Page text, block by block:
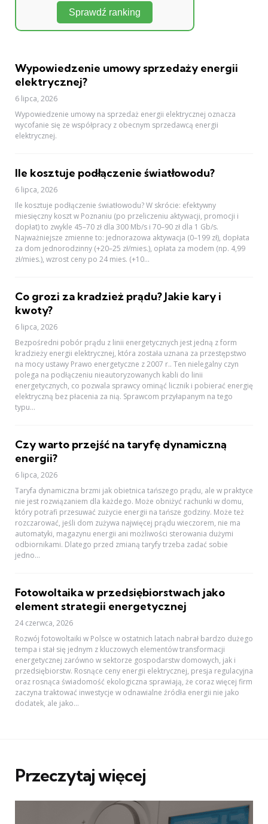
Sprawdź ranking
Wypowiedzenie umowy sprzedaży energii
elektrycznej?
6 lipca, 2026
Wypowiedzenie umowy na sprzedaż energii elektrycznej oznacza
wycofanie się ze współpracy z obecnym sprzedawcą energii
elektrycznej.
Ile kosztuje podłączenie światłowodu?
6 lipca, 2026
Ile kosztuje podłączenie światłowodu? W skrócie: efektywny
miesięczny koszt w Poznaniu (po przeliczeniu aktywacji, promocji i
dopłat) to zwykle 45–70 zł dla 300 Mb/s i 70–90 zł dla 1 Gb/s.
Najważniejsze zmienne to: jednorazowa aktywacja (0–199 zł), dopłata
za dom jednorodzinny (+20–25 zł/mies.), opłata za modem (np. 4,99
zł/mies.), wzrost ceny po 24 mies. (+10...
Co grozi za kradzież prądu? Jakie kary i
kwoty?
6 lipca, 2026
Bezpośredni pobór prądu z linii energetycznych jest jedną z form
kradzieży energii elektrycznej, która została uznana za przestępstwo
na mocy ustawy Prawo energetyczne z 2007 r.. Ten nielegalny czyn
polega na podłączeniu nieautoryzowanych kabli do linii
energetycznych, co pozwala sprawcy ominąć licznik i pobierać energię
elektryczną bez płacenia za nią. Sprawcom przyłapanym na tego
typu...
Czy warto przejść na taryfę dynamiczną
energii?
6 lipca, 2026
Taryfa dynamiczna brzmi jak obietnica tańszego prądu, ale w praktyce
nie jest rozwiązaniem dla każdego. Może obniżyć rachunki w domu,
który potrafi przesuwać zużycie energii na tańsze godziny. Może też
rozczarować, jeśli dom zużywa najwięcej prądu wieczorem, nie ma
automatyki, magazynu energii ani możliwości sterowania dużymi
odbiornikami. Dlatego przed zmianą taryfy trzeba zadać sobie
jedno...
Fotowoltaika w przedsiębiorstwach jako
element strategii energetycznej
24 czerwca, 2026
Rozwój fotowoltaiki w Polsce w ostatnich latach nabrał bardzo dużego
tempa i stał się jednym z kluczowych elementów transformacji
energetycznej zarówno w sektorze gospodarstw domowych, jak i
przedsiębiorstw. Rosnące ceny energii elektrycznej, presja regulacyjna
oraz rosnąca świadomość ekologiczna sprawiają, że coraz więcej firm
zaczyna traktować inwestycje w odnawialne źródła energii nie jako
dodatek, ale jako...
Przeczytaj więcej